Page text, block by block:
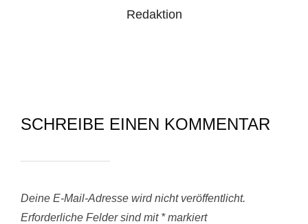
Redaktion
SCHREIBE EINEN KOMMENTAR
Deine E-Mail-Adresse wird nicht veröffentlicht.
Erforderliche Felder sind mit *markiert